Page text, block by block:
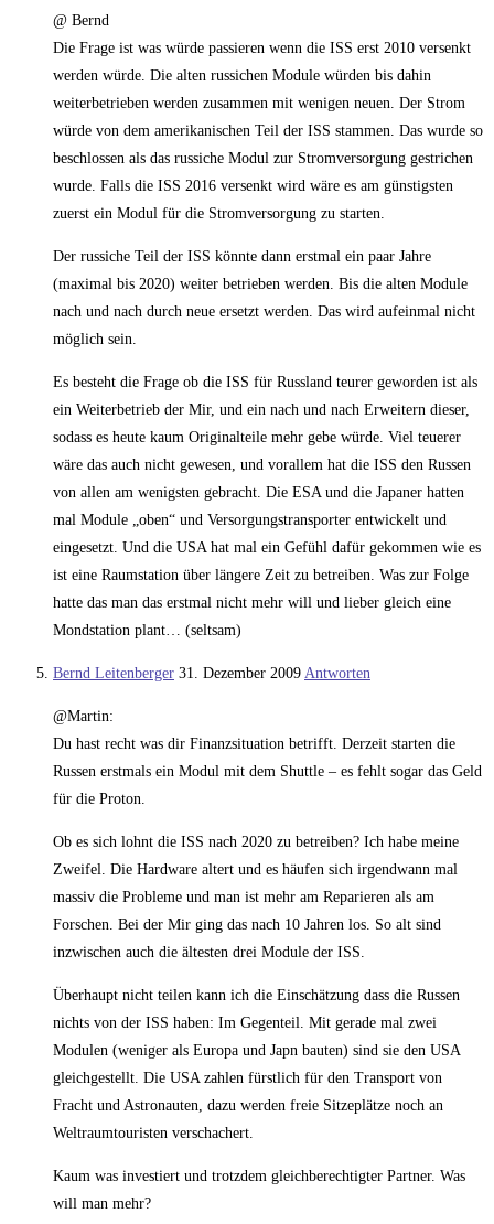
@ Bernd
Die Frage ist was würde passieren wenn die ISS erst 2010 versenkt
werden würde. Die alten russichen Module würden bis dahin
weiterbetrieben werden zusammen mit wenigen neuen. Der Strom
würde von dem amerikanischen Teil der ISS stammen. Das wurde so
beschlossen als das russiche Modul zur Stromversorgung gestrichen
wurde. Falls die ISS 2016 versenkt wird wäre es am günstigsten
zuerst ein Modul für die Stromversorgung zu starten.
Der russiche Teil der ISS könnte dann erstmal ein paar Jahre
(maximal bis 2020) weiter betrieben werden. Bis die alten Module
nach und nach durch neue ersetzt werden. Das wird aufeinmal nicht
möglich sein.
Es besteht die Frage ob die ISS für Russland teurer geworden ist als
ein Weiterbetrieb der Mir, und ein nach und nach Erweitern dieser,
sodass es heute kaum Originalteile mehr gebe würde. Viel teuerer
wäre das auch nicht gewesen, und vorallem hat die ISS den Russen
von allen am wenigsten gebracht. Die ESA und die Japaner hatten
mal Module „oben“ und Versorgungstransporter entwickelt und
eingesetzt. Und die USA hat mal ein Gefühl dafür gekommen wie es
ist eine Raumstation über längere Zeit zu betreiben. Was zur Folge
hatte das man das erstmal nicht mehr will und lieber gleich eine
Mondstation plant… (seltsam)
Bernd Leitenberger 31. Dezember 2009 Antworten
@Martin:
Du hast recht was dir Finanzsituation betrifft. Derzeit starten die
Russen erstmals ein Modul mit dem Shuttle – es fehlt sogar das Geld
für die Proton.
Ob es sich lohnt die ISS nach 2020 zu betreiben? Ich habe meine
Zweifel. Die Hardware altert und es häufen sich irgendwann mal
massiv die Probleme und man ist mehr am Reparieren als am
Forschen. Bei der Mir ging das nach 10 Jahren los. So alt sind
inzwischen auch die ältesten drei Module der ISS.
Überhaupt nicht teilen kann ich die Einschätzung dass die Russen
nichts von der ISS haben: Im Gegenteil. Mit gerade mal zwei
Modulen (weniger als Europa und Japn bauten) sind sie den USA
gleichgestellt. Die USA zahlen fürstlich für den Transport von
Fracht und Astronauten, dazu werden freie Sitzeplätze noch an
Weltraumtouristen verschachert.
Kaum was investiert und trotzdem gleichberechtigter Partner. Was
will man mehr?